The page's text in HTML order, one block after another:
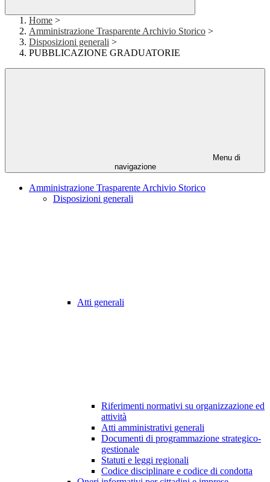
Home >
Amministrazione Trasparente Archivio Storico >
Disposizioni generali >
PUBBLICAZIONE GRADUATORIE
Menu di
navigazione
Amministrazione Trasparente Archivio Storico
Disposizioni generali
Atti generali
Riferimenti normativi su organizzazione ed
attività
Atti amministrativi generali
Documenti di programmazione strategico-
gestionale
Statuti e leggi regionali
Codice disciplinare e codice di condotta